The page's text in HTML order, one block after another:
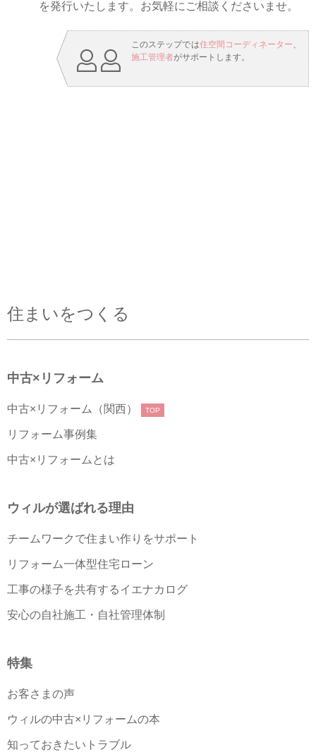
を発行いたします。お気軽にご相談くださいませ。
このステップでは住空間コーディネーター、
施工管理者がサポートします。
住まいをつくる
中古×リフォーム
中古×リフォーム（関西） TOP
リフォーム事例集
中古×リフォームとは
ウィルが選ばれる理由
チームワークで住まい作りをサポート
リフォーム一体型住宅ローン
工事の様子を共有するイエナカログ
安心の自社施工・自社管理体制
特集
お客さまの声
ウィルの中古×リフォームの本
知っておきたいトラブル